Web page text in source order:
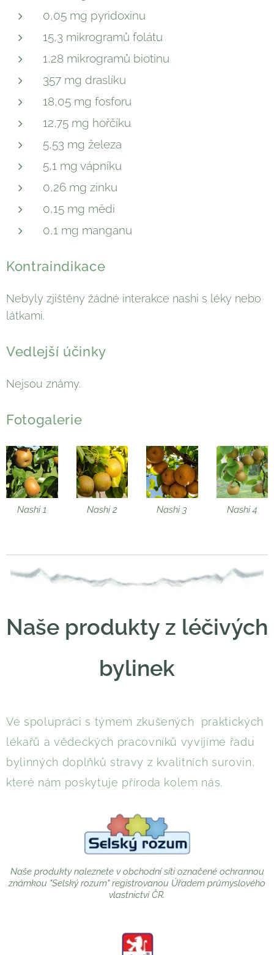
0,05 mg pyridoxinu
15,3 mikrogramů folátu
1,28 mikrogramů biotinu
357 mg draslíku
18,05 mg fosforu
12,75 mg hořčíku
5,53 mg železa
5,1 mg vápníku
0,26 mg zinku
0,15 mg mědi
0,1 mg manganu
Kontraindikace
Nebyly zjištěny žádné interakce nashi s léky nebo
látkami.
Vedlejší účinky
Nejsou známy.
Fotogalerie
Nashi 1 Nashi 2 Nashi 3 Nashi 4
Naše produkty z léčivých
bylinek
Ve spolupráci s týmem zkušených praktických
lékařů a vědeckých pracovníků vyvíjíme řadu
bylinných doplňků stravy z kvalitních surovin,
které nám poskytuje příroda kolem nás.
Naše produkty naleznete v obchodní síti označené ochrannou
známkou "Selský rozum" registrovanou Úřadem průmyslového
vlastnictví ČR.